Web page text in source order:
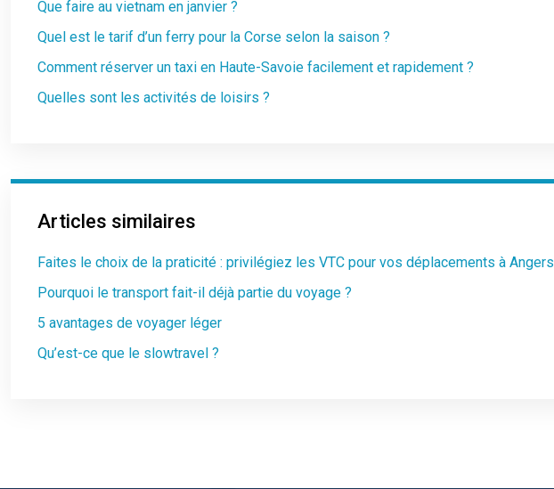
Que faire au vietnam en janvier ?
Quel est le tarif d’un ferry pour la Corse selon la saison ?
Comment réserver un taxi en Haute-Savoie facilement et rapidement ?
Quelles sont les activités de loisirs ?
Articles similaires
Faites le choix de la praticité : privilégiez les VTC pour vos déplacements à Angers
Pourquoi le transport fait-il déjà partie du voyage ?
5 avantages de voyager léger
Qu’est-ce que le slowtravel ?